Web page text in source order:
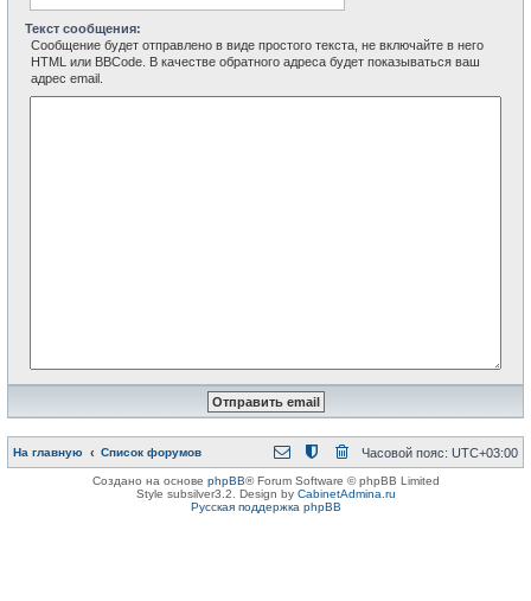
Текст сообщения:
Сообщение будет отправлено в виде простого текста, не включайте в него
HTML или BBCode. В качестве обратного адреса будет показываться ваш
адрес email.
На главную Список форумов Часовой пояс: UTC+03:00
Создано на основе phpBB® Forum Software © phpBB Limited
Style subsilver3.2. Design by CabinetAdmina.ru
Русская поддержка phpBB